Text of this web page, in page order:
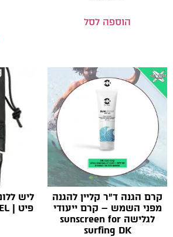
הוספה לסל
קרם הגנה ד״ר קליין להגנה
מפני השמש – קרם ייעודי
לגלישה sunscreen for
surfing DK
פיט | LONGBOARD ANKEL